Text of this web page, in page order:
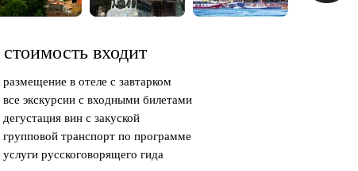
входит
размещение в отеле с завтарком
все экскурсии с входными билетами
дегустация вин с закуской
групповой транспорт по программе
услуги русскоговорящего гида